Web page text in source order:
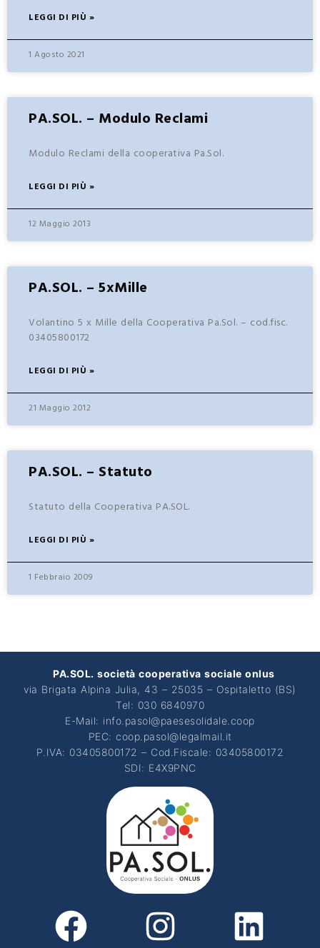
LEGGI DI PIÙ »
1 Agosto 2021
PA.SOL. – Modulo Reclami
Modulo Reclami della cooperativa Pa.Sol.
LEGGI DI PIÙ »
12 Maggio 2013
PA.SOL. – 5xMille
Volantino 5 x Mille della Cooperativa Pa.Sol. – cod.fisc.
03405800172
LEGGI DI PIÙ »
21 Maggio 2012
PA.SOL. – Statuto
Statuto della Cooperativa PA.SOL.
LEGGI DI PIÙ »
1 Febbraio 2009
PA.SOL. società cooperativa sociale onlus
via Brigata Alpina Julia, 43 – 25035 – Ospitaletto (BS)
Tel: 030 6840970
E-Mail: info.pasol@paesesolidale.coop
PEC: coop.pasol@legalmail.it
P.IVA: 03405800172 – Cod.Fiscale: 03405800172
SDI: E4X9PNC